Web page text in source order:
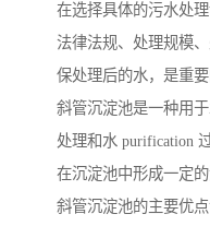
在选择具体的污水处
法律法规、处理规模
保处理后的水，是重要
斜管沉淀池是一种用
处理和水 purification
在沉淀池中形成一定
斜管沉淀池的主要优点